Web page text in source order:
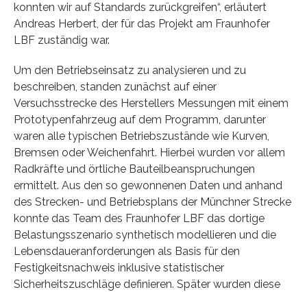
konnten wir auf Standards zurückgreifen“, erläutert
Andreas Herbert, der für das Projekt am Fraunhofer
LBF zuständig war.
Um den Betriebseinsatz zu analysieren und zu
beschreiben, standen zunächst auf einer
Versuchsstrecke des Herstellers Messungen mit einem
Prototypenfahrzeug auf dem Programm, darunter
waren alle typischen Betriebszustände wie Kurven,
Bremsen oder Weichenfahrt. Hierbei wurden vor allem
Radkräfte und örtliche Bauteilbeanspruchungen
ermittelt. Aus den so gewonnenen Daten und anhand
des Strecken- und Betriebsplans der Münchner Strecke
konnte das Team des Fraunhofer LBF das dortige
Belastungsszenario synthetisch modellieren und die
Lebensdaueranforderungen als Basis für den
Festigkeitsnachweis inklusive statistischer
Sicherheitszuschläge definieren. Später wurden diese